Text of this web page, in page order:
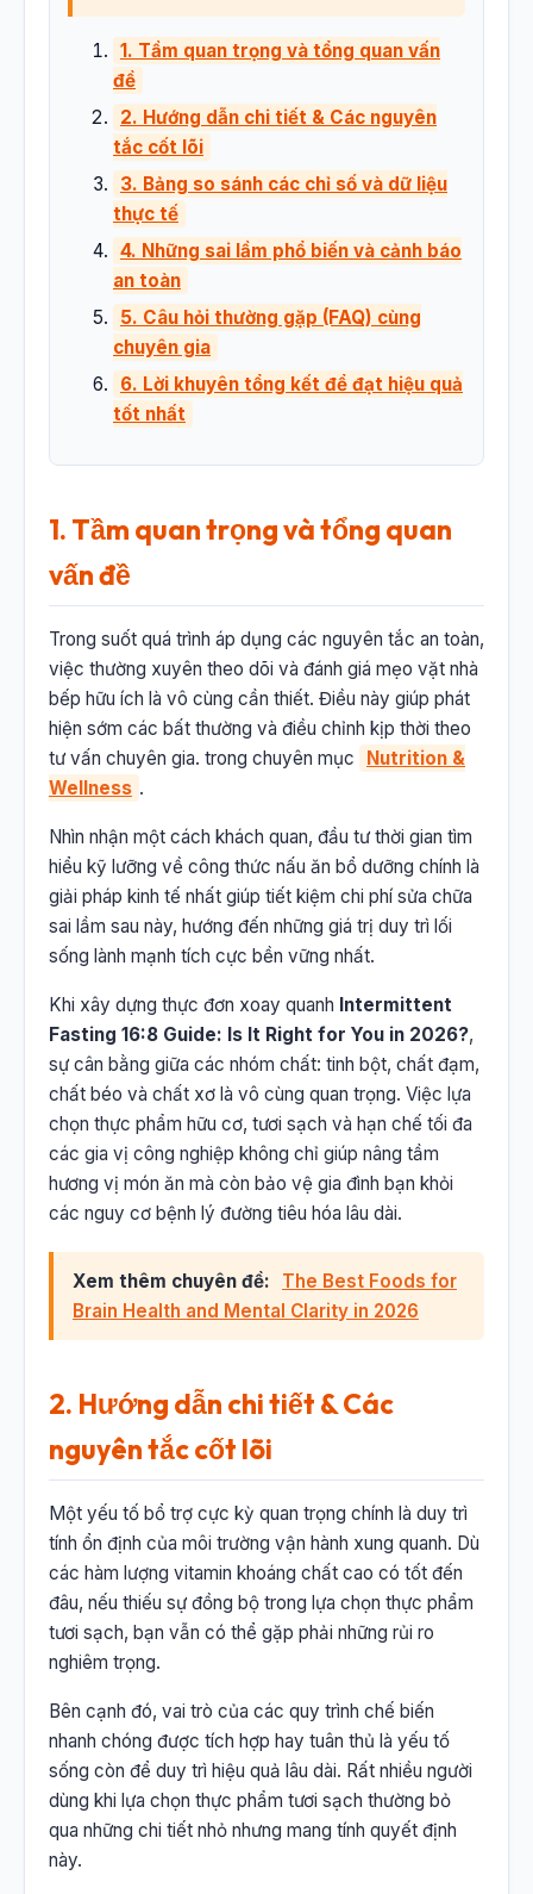
1. Tầm quan trọng và tổng quan vấn
đề
2. Hướng dẫn chi tiết & Các nguyên
tắc cốt lõi
3. Bảng so sánh các chỉ số và dữ liệu
thực tế
4. Những sai lầm phổ biến và cảnh báo
an toàn
5. Câu hỏi thường gặp (FAQ) cùng
chuyên gia
6. Lời khuyên tổng kết để đạt hiệu quả
tốt nhất
1. Tầm quan trọng và tổng quan
vấn đề
Trong suốt quá trình áp dụng các nguyên tắc an toàn,
việc thường xuyên theo dõi và đánh giá mẹo vặt nhà
bếp hữu ích là vô cùng cần thiết. Điều này giúp phát
hiện sớm các bất thường và điều chỉnh kịp thời theo
tư vấn chuyên gia. trong chuyên mục
Nutrition &
Wellness .
Nhìn nhận một cách khách quan, đầu tư thời gian tìm
hiểu kỹ lưỡng về công thức nấu ăn bổ dưỡng chính là
giải pháp kinh tế nhất giúp tiết kiệm chi phí sửa chữa
sai lầm sau này, hướng đến những giá trị duy trì lối
sống lành mạnh tích cực bền vững nhất.
Khi xây dựng thực đơn xoay quanh Intermittent
Fasting 16:8 Guide: Is It Right for You in 2026?,
sự cân bằng giữa các nhóm chất: tinh bột, chất đạm,
chất béo và chất xơ là vô cùng quan trọng. Việc lựa
chọn thực phẩm hữu cơ, tươi sạch và hạn chế tối đa
các gia vị công nghiệp không chỉ giúp nâng tầm
hương vị món ăn mà còn bảo vệ gia đình bạn khỏi
các nguy cơ bệnh lý đường tiêu hóa lâu dài.
Xem thêm chuyên đề:
The Best Foods for
Brain Health and Mental Clarity in 2026
2. Hướng dẫn chi tiết & Các
nguyên tắc cốt lõi
Một yếu tố bổ trợ cực kỳ quan trọng chính là duy trì
tính ổn định của môi trường vận hành xung quanh. Dù
các hàm lượng vitamin khoáng chất cao có tốt đến
đâu, nếu thiếu sự đồng bộ trong lựa chọn thực phẩm
tươi sạch, bạn vẫn có thể gặp phải những rủi ro
nghiêm trọng.
Bên cạnh đó, vai trò của các quy trình chế biến
nhanh chóng được tích hợp hay tuân thủ là yếu tố
sống còn để duy trì hiệu quả lâu dài. Rất nhiều người
dùng khi lựa chọn thực phẩm tươi sạch thường bỏ
qua những chi tiết nhỏ nhưng mang tính quyết định
này.